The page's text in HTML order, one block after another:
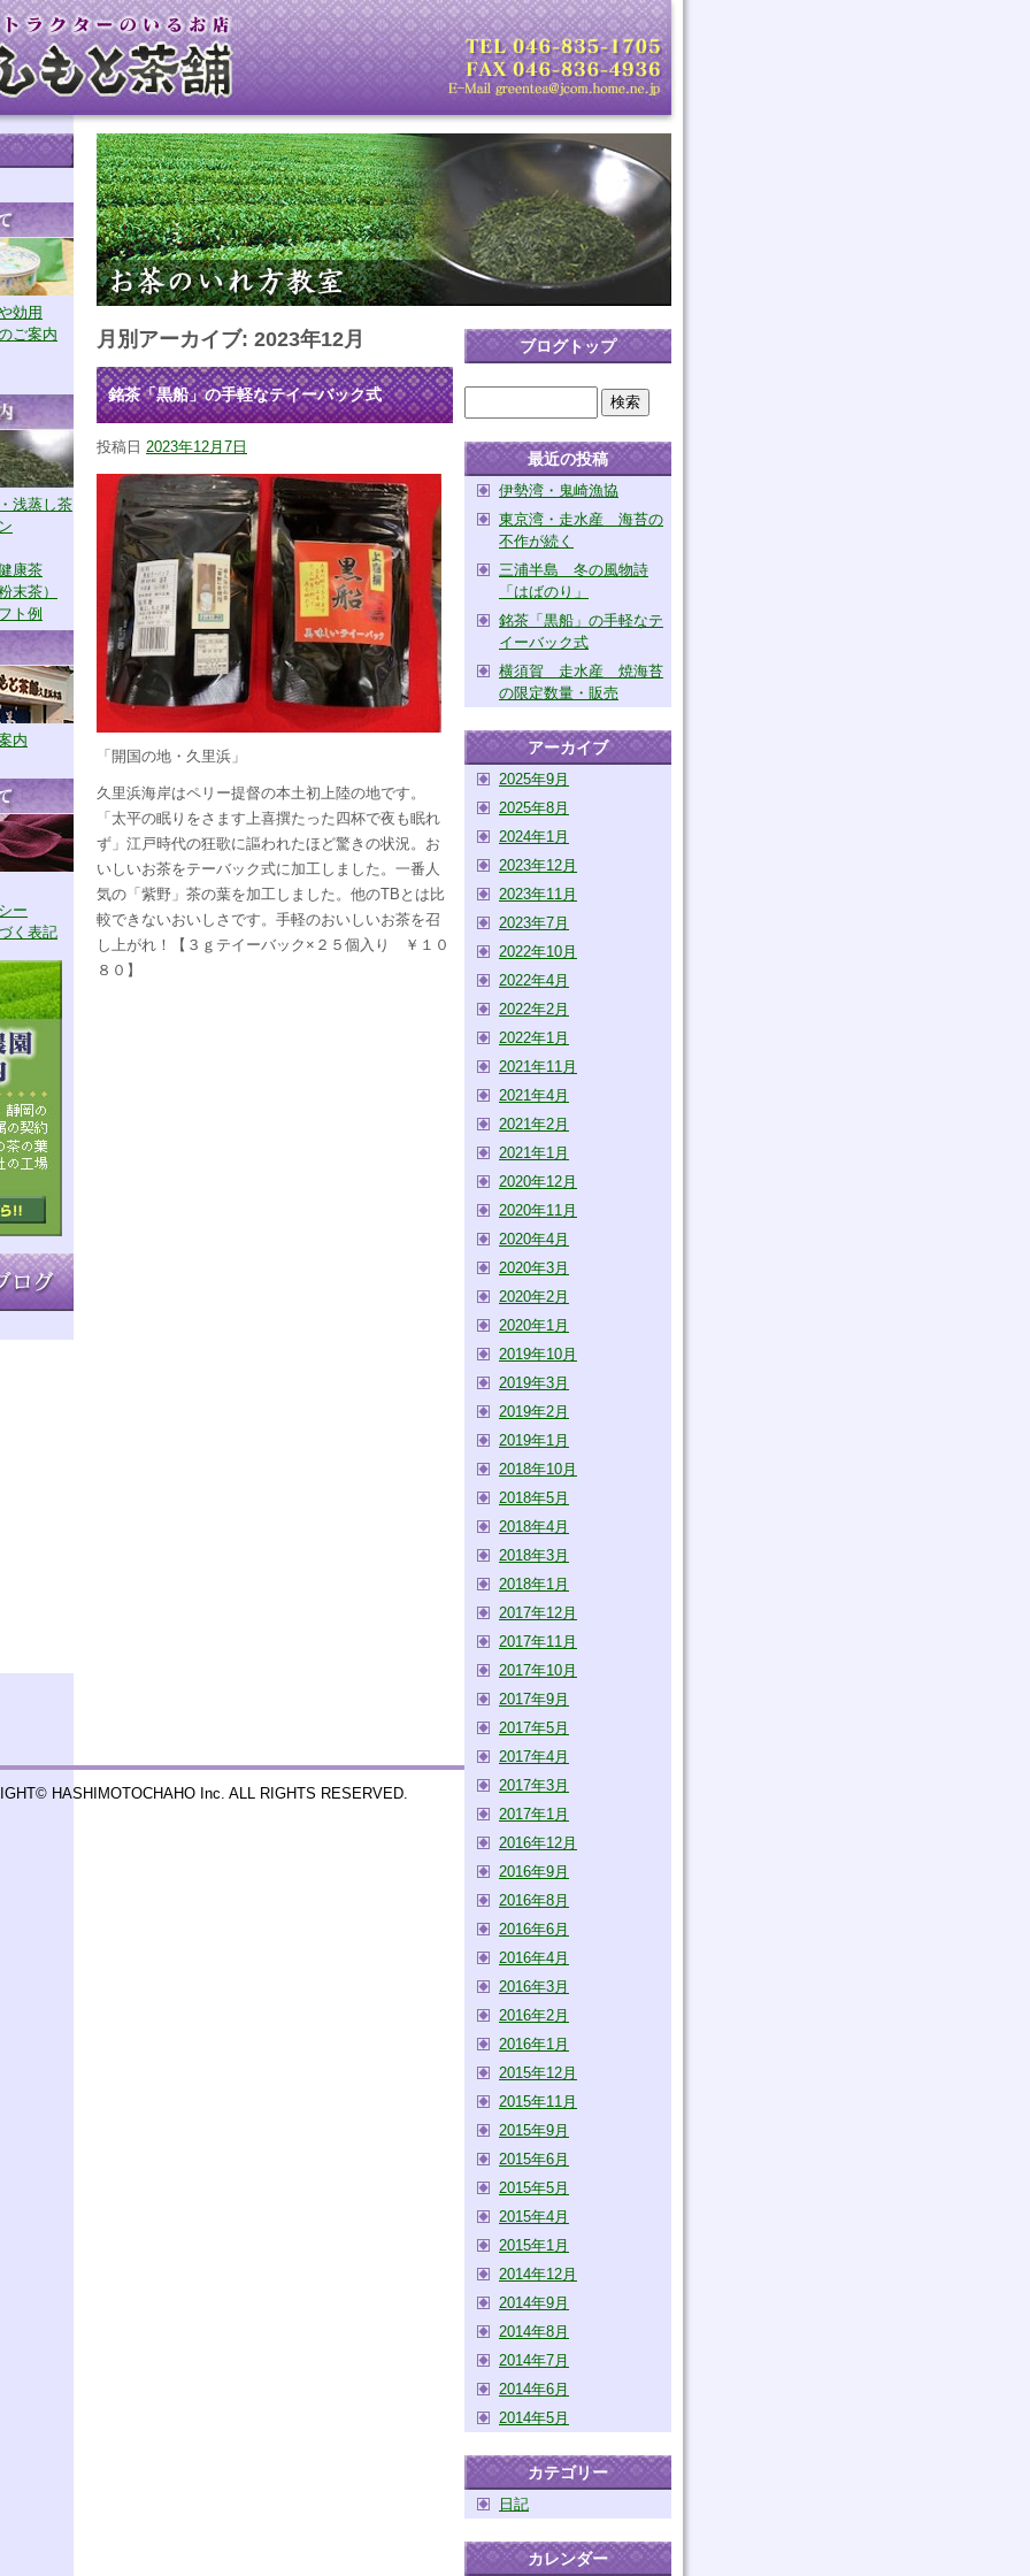
効用
ご案内
浅蒸し茶
康茶
末茶）
ト例
内
ー
く表記
月別アーカイブ: 2023年12月
銘茶「黒船」の手軽なテイーバック式
投稿日 2023年12月7日
「開国の地・久里浜」
久里浜海岸はペリー提督の本土初上陸の地です。
「太平の眠りをさます上喜撰たった四杯で夜も眠れ
ず」江戸時代の狂歌に謳われたほど驚きの状況。お
いしいお茶をテーバック式に加工しました。一番人
気の「紫野」茶の葉を加工しました。他のTBとは比
較できないおいしさです。手軽のおいしいお茶を召
し上がれ！【３ｇテイーバック×２５個入り ￥１０
８０】
ブログトップ
最近の投稿
伊勢湾・鬼崎漁協
東京湾・走水産 海苔の
不作が続く
三浦半島 冬の風物詩
「はばのり」
銘茶「黒船」の手軽なテ
イーバック式
横須賀 走水産 焼海苔
の限定数量・販売
アーカイブ
2025年9月
2025年8月
2024年1月
2023年12月
2023年11月
2023年7月
2022年10月
2022年4月
2022年2月
2022年1月
2021年11月
2021年4月
2021年2月
2021年1月
2020年12月
2020年11月
2020年4月
2020年3月
2020年2月
2020年1月
2019年10月
2019年3月
2019年2月
2019年1月
2018年10月
2018年5月
2018年4月
2018年3月
2018年1月
2017年12月
2017年11月
2017年10月
2017年9月
2017年5月
2017年4月
2017年3月
2017年1月
2016年12月
2016年9月
2016年8月
2016年6月
2016年4月
2016年3月
2016年2月
2016年1月
2015年12月
2015年11月
2015年9月
2015年6月
2015年5月
2015年4月
2015年1月
2014年12月
2014年9月
2014年8月
2014年7月
2014年6月
2014年5月
カテゴリー
日記
カレンダー
HASHIMOTOCHAHO Inc. ALL RIGHTS RESERVED.